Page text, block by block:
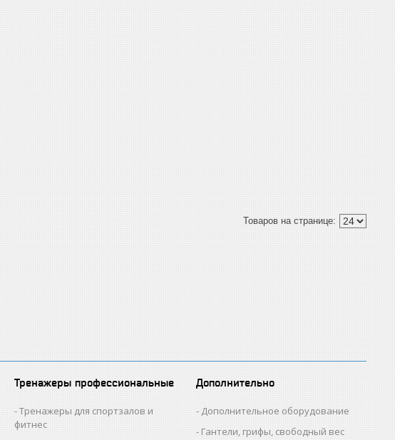
Тренажеры профессиональные
Тренажеры для спортзалов и
фитнес
Дополнительно
Дополнительное оборудование
Гантели, грифы, свободный вес